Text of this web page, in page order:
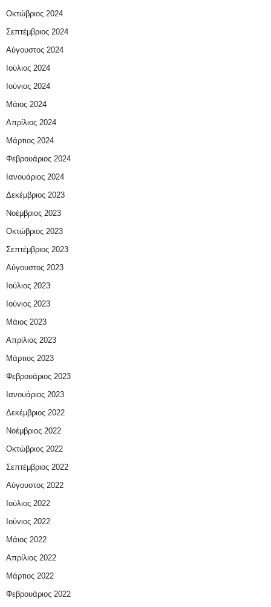
Οκτώβριος 2024
Σεπτέμβριος 2024
Αύγουστος 2024
Ιούλιος 2024
Ιούνιος 2024
Μάιος 2024
Απρίλιος 2024
Μάρτιος 2024
Φεβρουάριος 2024
Ιανουάριος 2024
Δεκέμβριος 2023
Νοέμβριος 2023
Οκτώβριος 2023
Σεπτέμβριος 2023
Αύγουστος 2023
Ιούλιος 2023
Ιούνιος 2023
Μάιος 2023
Απρίλιος 2023
Μάρτιος 2023
Φεβρουάριος 2023
Ιανουάριος 2023
Δεκέμβριος 2022
Νοέμβριος 2022
Οκτώβριος 2022
Σεπτέμβριος 2022
Αύγουστος 2022
Ιούλιος 2022
Ιούνιος 2022
Μάιος 2022
Απρίλιος 2022
Μάρτιος 2022
Φεβρουάριος 2022